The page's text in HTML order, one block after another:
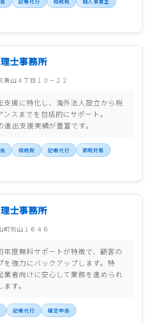
士事務所
青山４丁目１０－２２
支援に特化し、海外法人設立から税
スまでを包括的にサポート。
進出支援実績が豊富です。
相続税 記帳代行 節税対策
士事務所
町別山１６４６
年度無料サポートが特徴で、顧客の
を強力にバックアップします。特
業者向けに安心して業務を進められ
す。
記帳代行 確定申告